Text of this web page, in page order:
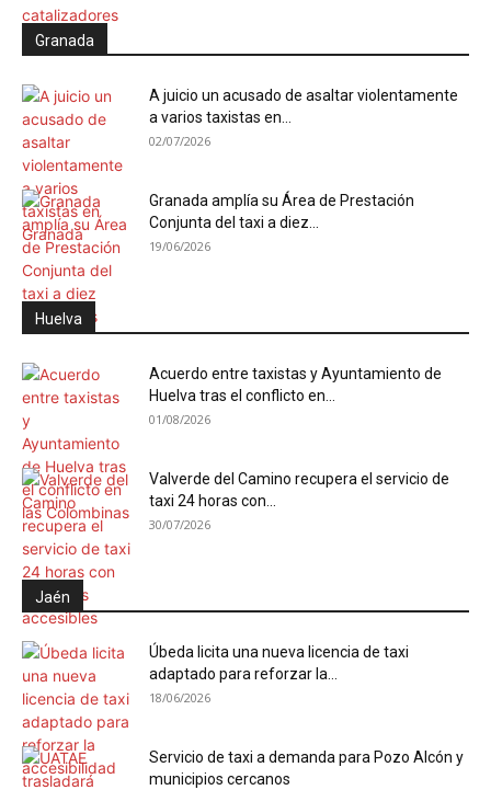
Granada
A juicio un acusado de asaltar violentamente
a varios taxistas en...
02/07/2026
Granada amplía su Área de Prestación
Conjunta del taxi a diez...
19/06/2026
Huelva
Acuerdo entre taxistas y Ayuntamiento de
Huelva tras el conflicto en...
01/08/2026
Valverde del Camino recupera el servicio de
taxi 24 horas con...
30/07/2026
Jaén
Úbeda licita una nueva licencia de taxi
adaptado para reforzar la...
18/06/2026
Servicio de taxi a demanda para Pozo Alcón y
municipios cercanos